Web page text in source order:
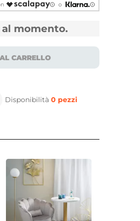
o
momento.
CARRELLO
Disponibilità 0 pezzi